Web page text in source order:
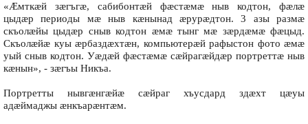
«Æмткæй зæгъгæ, сабибонтæй фæстæмæ ныв кодтон, фæлæ
цыдæр периоды мæ ныв кæнынад æрурæдтон. 3 азы размæ
скъолæйы цыдæр сныв кодтон æмæ тынг мæ зæрдæмæ фæцыд.
Скъолæйæ куы æрбаздæхтæн, компьютерæй рафыстон фото æмæ
уый сныв кодтон. Уæдæй фæстæмæ сæйрагæйдæр портреттæ ныв
кæнын», - зæгъы Никъа.
Портретты нывгæнгæйæ сæйраг хъусдард здæхт цæуы
адæймаджы æнкъарæнтæм.